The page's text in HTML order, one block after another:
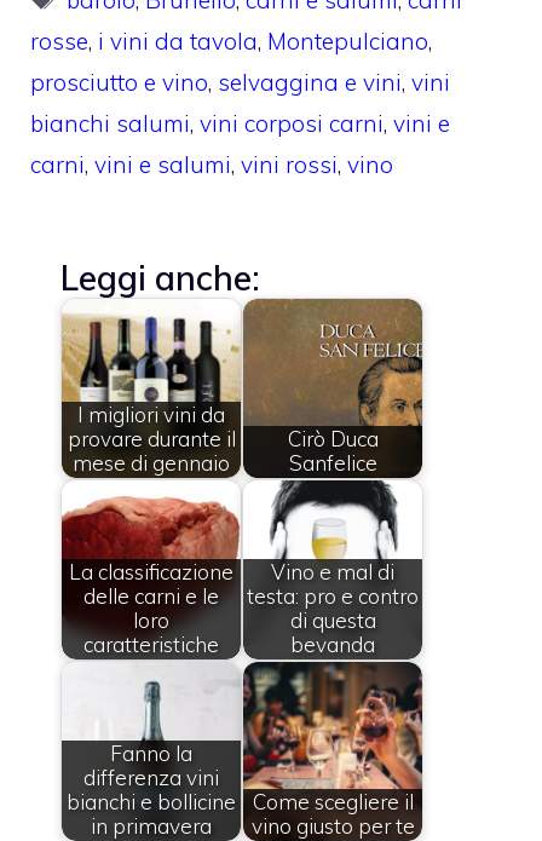
rosse, i vini da tavola, Montepulciano,
prosciutto e vino, selvaggina e vini, vini
bianchi salumi, vini corposi carni, vini e
carni, vini e salumi, vini rossi, vino
Leggi anche:
I migliori vini da
provare durante il
mese di gennaio
Cirò Duca
Sanfelice
La classificazione
delle carni e le
loro
caratteristiche
Vino e mal di
testa: pro e contro
di questa
bevanda
Fanno la
differenza vini
bianchi e bollicine
in primavera
Come scegliere il
vino giusto per te